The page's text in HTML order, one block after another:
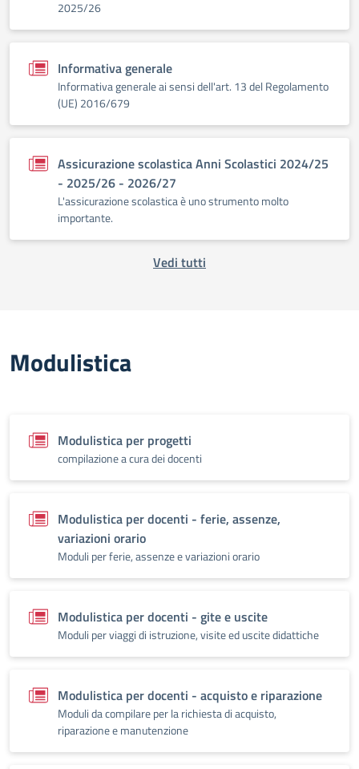
2025/26
Informativa generale
Informativa generale ai sensi dell'art. 13 del Regolamento
(UE) 2016/679
Assicurazione scolastica Anni Scolastici 2024/25
- 2025/26 - 2026/27
L'assicurazione scolastica è uno strumento molto
importante.
Vedi tutti
Modulistica
Modulistica per progetti
compilazione a cura dei docenti
Modulistica per docenti - ferie, assenze,
variazioni orario
Moduli per ferie, assenze e variazioni orario
Modulistica per docenti - gite e uscite
Moduli per viaggi di istruzione, visite ed uscite didattiche
Modulistica per docenti - acquisto e riparazione
Moduli da compilare per la richiesta di acquisto,
riparazione e manutenzione